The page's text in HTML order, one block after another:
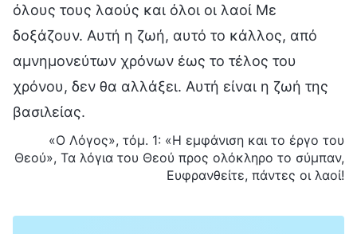
όλους τους λαούς και όλοι οι λαοί Με
δοξάζουν. Αυτή η ζωή, αυτό το κάλλος, από
αμνημονεύτων χρόνων έως το τέλος του
χρόνου, δεν θα αλλάξει. Αυτή είναι η ζωή της
βασιλείας.
«Ο Λόγος», τόμ. 1: «Η εμφάνιση και το έργο του
Θεού», Τα λόγια του Θεού προς ολόκληρο το σύμπαν,
Ευφρανθείτε, πάντες οι λαοί!